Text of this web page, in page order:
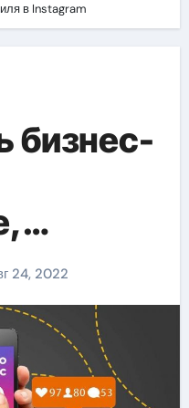
в Instagram
бизнес-
24, 2022